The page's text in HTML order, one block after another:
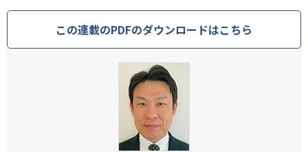
この連載のPDFのダウンロードはこちら